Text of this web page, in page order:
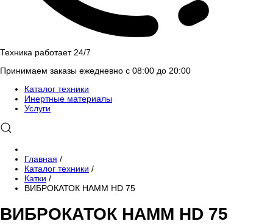
Техника работает 24/7
Принимаем заказы ежедневно с 08:00 до 20:00
Каталог техники
Инертные материалы
Услуги
Главная /
Каталог техники /
Катки /
ВИБРОКАТОК HAMM HD 75
ВИБРОКАТОК HAMM HD 75